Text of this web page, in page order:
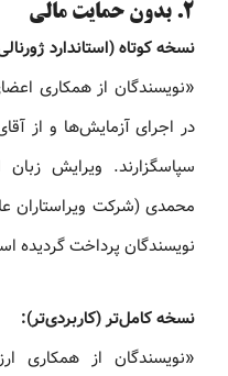
۲. بدون حمایت مالی
نسخه کوتاه (استاندارد
«نویسندگان از همکاری
در اجرای آزمایش‌ها و از
سپاسگزارند. ویرایش
محمدی (شرکت ویراستاران
نویسندگان پرداخت گردیده
نسخه کامل‌تر (کاربردی‌تر):
«نویسندگان از همکاری